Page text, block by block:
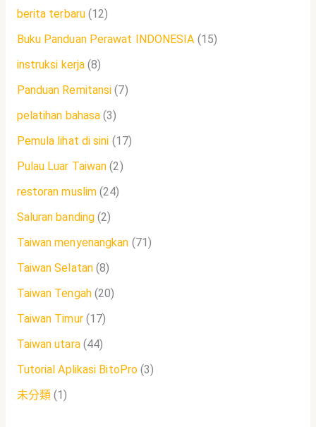
berita terbaru(12)
Buku Panduan Perawat INDONESIA (15)
instruksi kerja (8)
Panduan Remitansi (7)
pelatihan bahasa (3)
Pemula lihat di sini (17)
Pulau Luar Taiwan (2)
restoran muslim (24)
Saluran banding (2)
Taiwan menyenangkan (71)
Taiwan Selatan(8)
Taiwan Tengah(20)
Taiwan Timur(17)
Taiwan utara(44)
Tutorial Aplikasi BitoPro (3)
未分類 (1)